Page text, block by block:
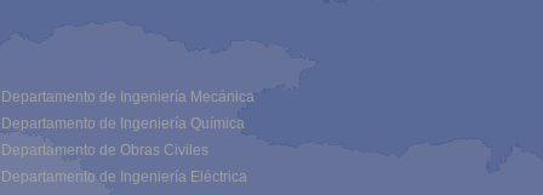
Departamento de Ingeniería Mecánica
Departamento de Ingeniería Química
Departamento de Obras Civiles
Departamento de Ingeniería Eléctrica